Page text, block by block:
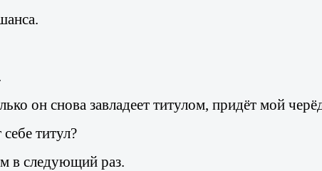
он снова завладеет титулом, придёт мой
титул?
в следующий раз.